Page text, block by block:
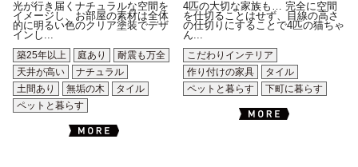
光が行き届くナチュラルな空間を
イメージし、お部屋の素材は全体
的に明るい色のクリア塗装でデザ
インし...
築25年以上
庭あり
耐震も万全
天井が高い
ナチュラル
土間あり
無垢の木
タイル
ペットと暮らす
4匹の大切な家族も… 完全に空間
を仕切ることはせず、目線の高さ
の仕切りにすることで4匹の猫ちゃ
ん...
こだわりインテリア
作り付けの家具
タイル
ペットと暮らす
下町に暮らす